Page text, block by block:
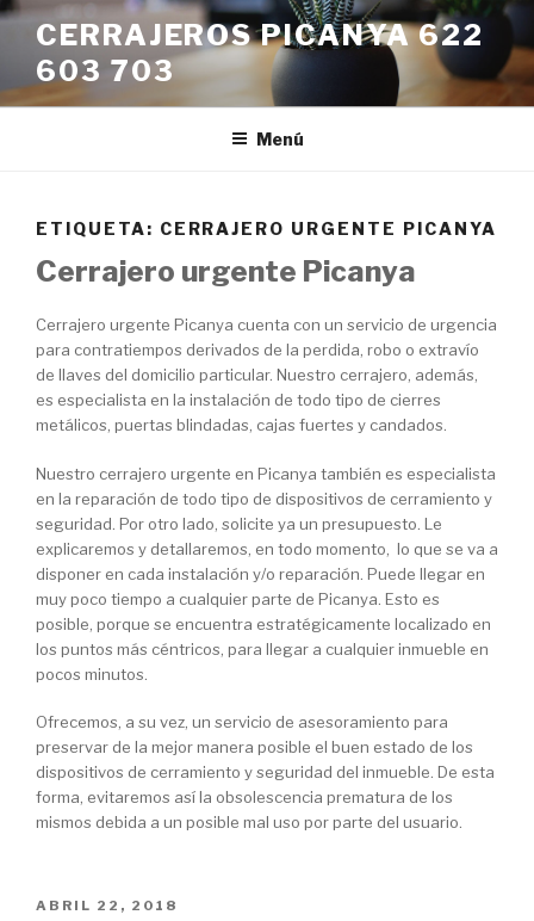
Saltar
contenido
CERRAJEROS PICANYA 622
603 703
Menú
ETIQUETA: CERRAJERO URGENTE PICANYA
Cerrajero urgente Picanya
Cerrajero urgente Picanya cuenta con un servicio de urgencia
para contratiempos derivados de la perdida, robo o extravío
de llaves del domicilio particular. Nuestro cerrajero, además,
es especialista en la instalación de todo tipo de cierres
metálicos, puertas blindadas, cajas fuertes y candados.
Nuestro cerrajero urgente en Picanya también es especialista
en la reparación de todo tipo de dispositivos de cerramiento y
seguridad. Por otro lado, solicite ya un presupuesto. Le
explicaremos y detallaremos, en todo momento, lo que se va a
disponer en cada instalación y/o reparación. Puede llegar en
muy poco tiempo a cualquier parte de Picanya. Esto es
posible, porque se encuentra estratégicamente localizado en
los puntos más céntricos, para llegar a cualquier inmueble en
pocos minutos.
Ofrecemos, a su vez, un servicio de asesoramiento para
preservar de la mejor manera posible el buen estado de los
dispositivos de cerramiento y seguridad del inmueble. De esta
forma, evitaremos así la obsolescencia prematura de los
mismos debida a un posible mal uso por parte del usuario.
PUBLICADO
ABRIL 22, 2018